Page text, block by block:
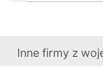
Inne firmy z